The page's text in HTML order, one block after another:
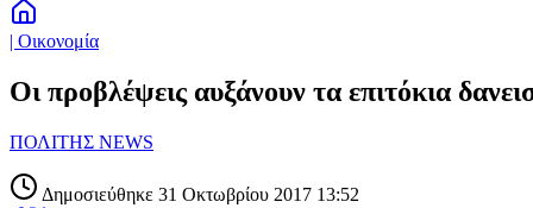
| Οικονομία
Οι προβλέψεις αυξάνουν τα επιτόκια
ΠΟΛΙΤΗΣ NEWS
Δημοσιεύθηκε 31 Οκτωβρίου 2017 13:52